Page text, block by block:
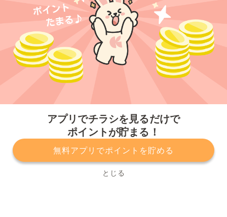
アプリでチラシを見るだけで
ポイントが貯まる！
無料アプリでポイントを貯める
とじる
プライバシーポリシー 利用規約
運営会社
サービスに関してのお問い合わせ